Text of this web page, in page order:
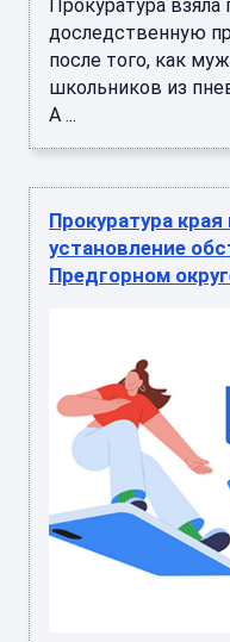
Прокуратура взяла
доследственную
после того, как
школьников из
А ...
Прокуратура
установление
Предгорном